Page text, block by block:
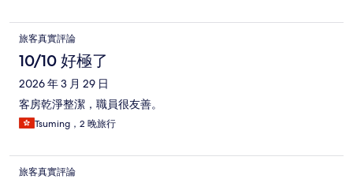
旅客真實評論
10/10 好極了
2026 年 3 月 29 日
客房乾淨整潔，職員很友善。
Tsuming，2 晚旅行
旅客真實評論